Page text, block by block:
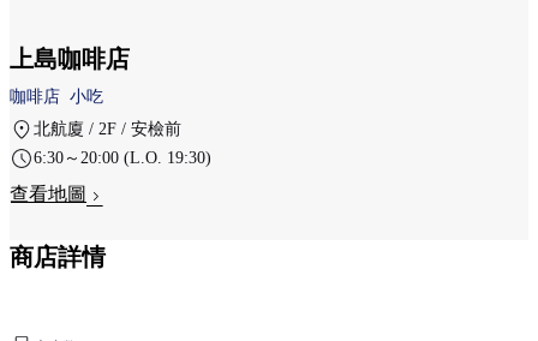
上島咖啡店
咖啡店 小吃
北航廈 / 2F / 安檢前
6:30～20:00 (L.O. 19:30)
查看地圖
商店詳情